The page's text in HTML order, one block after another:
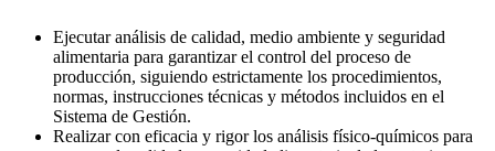
Ejecutar análisis de calidad, medio ambiente y seguridad
alimentaria para garantizar el control del proceso de
producción, siguiendo estrictamente los procedimientos,
normas, instrucciones técnicas y métodos incluidos en el
Sistema de Gestión.
Realizar con eficacia y rigor los análisis físico-químicos para